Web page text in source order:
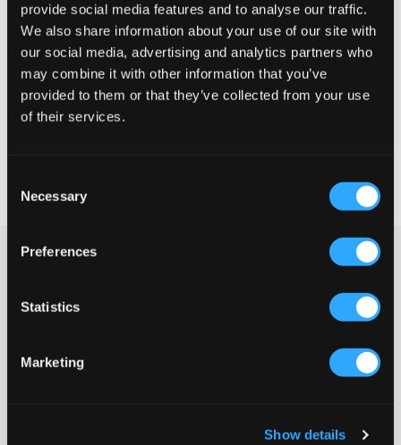
provide social media features and to analyse our traffic.
We also share information about your use of our site with
our social media, advertising and analytics partners who
may combine it with other information that you’ve
provided to them or that they’ve collected from your use
of their services.
Selection
Necessary
Preferences
Statistics
Marketing
Show details
Klein Perfekt Groß
GRÖSSENBERATER
WÄHLEN SIE EINE GRÖSSE
Widerrufsrecht
Beigefarbene Kurzarm-Hemd aus Leinenmix von Grunt. Das
Hemd
Knöpfe